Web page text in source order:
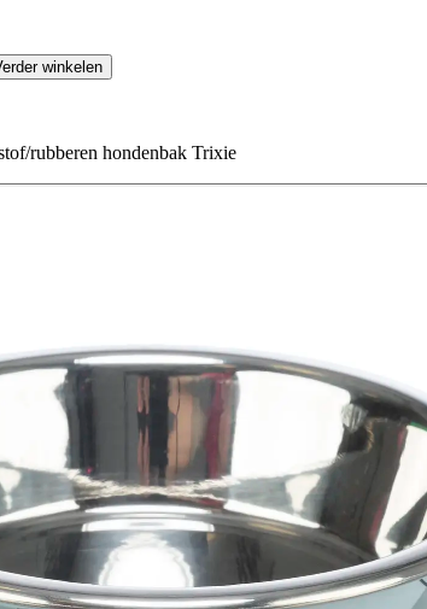
winkelen
rubberen hondenbak Trixie